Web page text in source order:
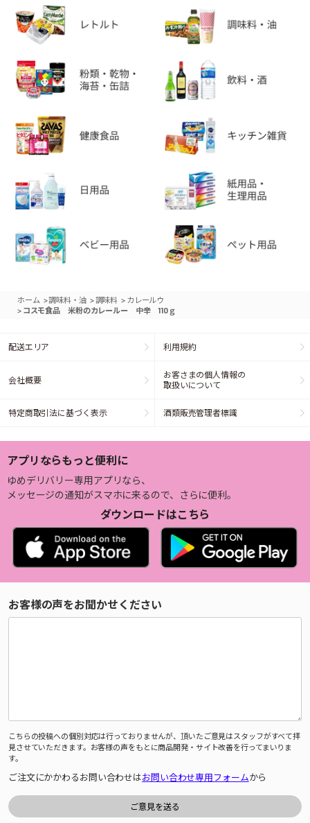
ホーム >調味料・油 >調味料 > カレールウ
> コスモ食品 米粉のカレールー 中辛 110ｇ
配送エリア 利用規約
会社概要
お客さまの個人情報の
取扱いについて
特定商取引法に基づく表示 酒類販売管理者標識
アプリならもっと便利に
ゆめデリバリー専用アプリなら、
メッセージの通知がスマホに来るので、さらに便利。
ダウンロードはこちら
お客様の声をお聞かせください
こちらの投稿への個別対応は行っておりませんが、頂いたご意見はスタッフがすべて拝
見させていただきます。お客様の声をもとに商品開発・サイト改善を行ってまいりま
す。
ご注文にかかわるお問い合わせはお問い合わせ専用フォームから